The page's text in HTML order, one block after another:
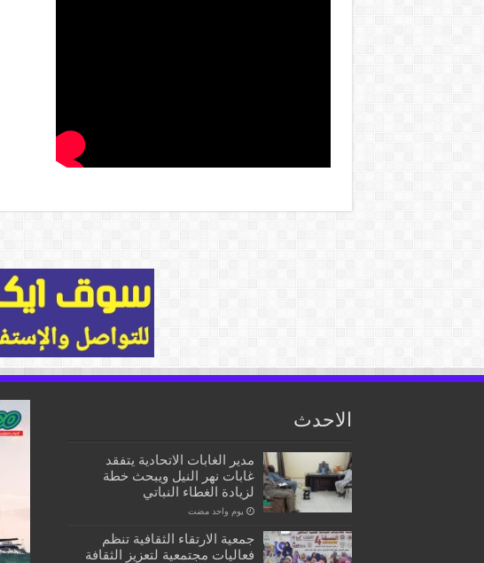
الاحدث
مدير الغابات الاتحادية يتفقد
غابات نهر النيل ويبحث خطة
لزيادة الغطاء النباتي
‏يوم واحد مضت
جمعية الارتقاء الثقافية تنظم
فعاليات مجتمعية لتعزيز الثقافة